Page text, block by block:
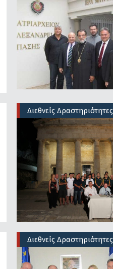
Διεθνείς Δραστηριότητες
Διεθνείς Δραστηριότητες